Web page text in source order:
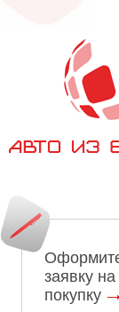
заявку на
покупку